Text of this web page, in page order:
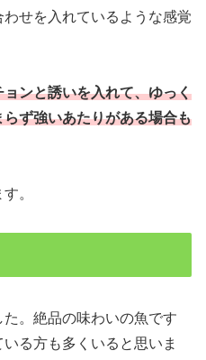
せを入れているような感覚
ンと誘いを入れて、ゆっく
ず強いあたりがある場合も
。
。絶品の味わいの魚です
る方も多くいると思いま